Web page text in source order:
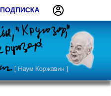
ПОДПИСКА